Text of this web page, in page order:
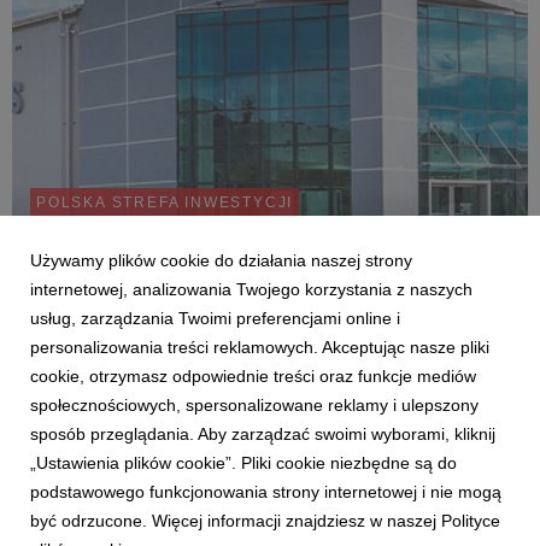
POLSKA STREFA INWESTYCJI
zakładu
Barbara Wityńska-Słącz 9 czerwca 2026
Krakowski Park Technologiczny wydał firmie Electris decyzję o
wsparciu. Czołowy producent komponentów miedzianych i
aluminiowych dla sektora elektroenergetycznego, po raz trzeci
wartości blisko 40 mln zł, stanowi kolej...
2 3 4 5 6 7
Używamy plików cookie do działania naszej strony
internetowej, analizowania Twojego korzystania z naszych
usług, zarządzania Twoimi preferencjami online i
personalizowania treści reklamowych. Akceptując nasze pliki
cookie, otrzymasz odpowiednie treści oraz funkcje mediów
społecznościowych, spersonalizowane reklamy i ulepszony
sposób przeglądania. Aby zarządzać swoimi wyborami, kliknij
„Ustawienia plików cookie”. Pliki cookie niezbędne są do
podstawowego funkcjonowania strony internetowej i nie mogą
być odrzucone. Więcej informacji znajdziesz w naszej Polityce